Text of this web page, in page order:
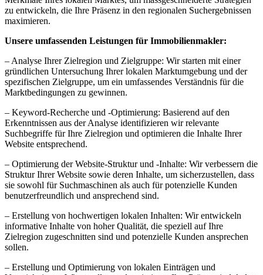
zu entwickeln, die Ihre Präsenz in den regionalen Suchergebnissen
maximieren.
Unsere umfassenden Leistungen für Immobilienmakler:
– Analyse Ihrer Zielregion und Zielgruppe: Wir starten mit einer
gründlichen Untersuchung Ihrer lokalen Marktumgebung und der
spezifischen Zielgruppe, um ein umfassendes Verständnis für die
Marktbedingungen zu gewinnen.
– Keyword-Recherche und -Optimierung: Basierend auf den
Erkenntnissen aus der Analyse identifizieren wir relevante
Suchbegriffe für Ihre Zielregion und optimieren die Inhalte Ihrer
Website entsprechend.
– Optimierung der Website-Struktur und -Inhalte: Wir verbessern die
Struktur Ihrer Website sowie deren Inhalte, um sicherzustellen, dass
sie sowohl für Suchmaschinen als auch für potenzielle Kunden
benutzerfreundlich und ansprechend sind.
– Erstellung von hochwertigen lokalen Inhalten: Wir entwickeln
informative Inhalte von hoher Qualität, die speziell auf Ihre
Zielregion zugeschnitten sind und potenzielle Kunden ansprechen
sollen.
– Erstellung und Optimierung von lokalen Einträgen und